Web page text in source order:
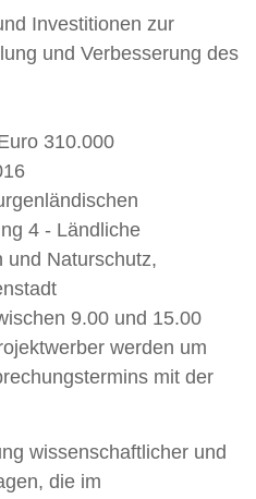
Investitionen zur
und Verbesserung des
310.000
4 - Ländliche
und Naturschutz,
9.00 und 15.00
werden um
mit der
wissenschaftlicher und
die im